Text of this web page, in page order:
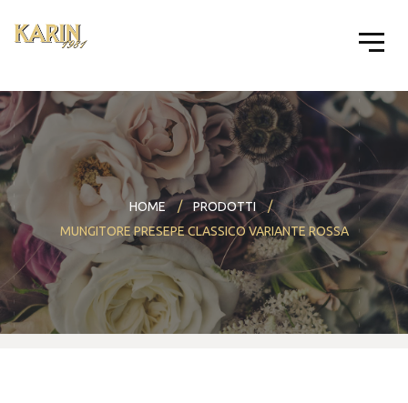
HOME
PRODOTTI
MUNGITORE PRESEPE CLASSICO VARIANTE ROSSA